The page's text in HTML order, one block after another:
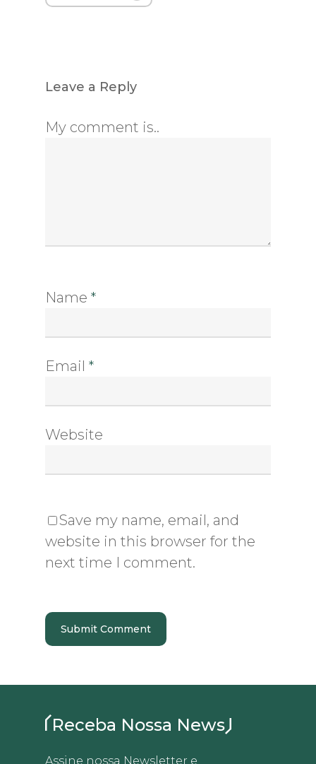
Leave a Reply
My comment is..
Name *
Email *
Website
Save my name, email, and
website in this browser for the
next time I comment.
Receba Nossa News
Assine nossa Newsletter e